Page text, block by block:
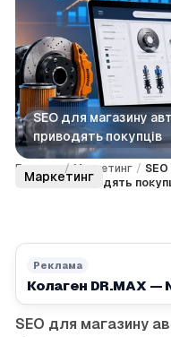
SEO для магазину
приводять покупців
Головна / Маркетинг /
сторінки приводять
Реклама
Колаген DR.MAX —
Маркетинг
SEO для магазину